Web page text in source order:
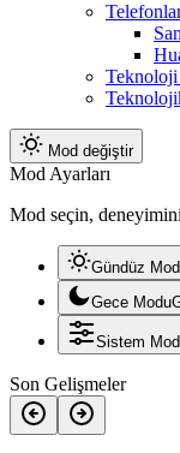
Teknoloji
Mod değiştir
Mod Ayarları
Mod seçin,
Gündüz
Gece Modu
Sistem
Son Gelişmeler